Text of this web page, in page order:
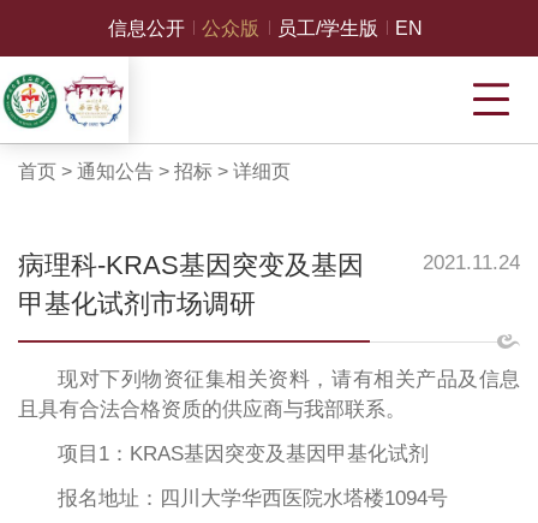
信息公开 公众版 员工/学生版 EN
首页 > 通知公告> 招标> 详细页
病理科-KRAS基因突变及基因
甲基化试剂市场调研
2021.11.24
现对下列物资征集相关资料，请有相关产品及信息
且具有合法合格资质的供应商与我部联系。
项目1：KRAS基因突变及基因甲基化试剂
报名地址：四川大学华西医院水塔楼1094号